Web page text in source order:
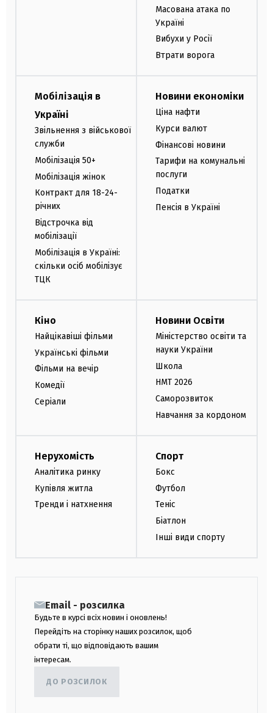
Масована атака по
Україні
Вибухи у Росії
Втрати ворога
Мобілізація в
Україні
Звільнення з військової
служби
Мобілізація 50+
Мобілізація жінок
Контракт для 18-24-
річних
Відстрочка від
мобілізації
Мобілізація в Україні:
скільки осіб мобілізує
ТЦК
Новини економіки
Ціна нафти
Курси валют
Фінансові новини
Тарифи на комунальні
послуги
Податки
Пенсія в Україні
Кіно
Найцікавіші фільми
Українські фільми
Фільми на вечір
Комедії
Серіали
Новини Освіти
Міністерство освіти та
науки України
Школа
НМТ 2026
Саморозвиток
Навчання за кордоном
Нерухомість
Аналітика ринку
Купівля житла
Тренди і натхнення
Спорт
Бокс
Футбол
Теніс
Біатлон
Інші види спорту
Email - розсилка
Будьте в курсі всіх новин і оновлень!
Перейдіть на сторінку наших розсилок, щоб
обрати ті, що відповідають вашим
інтересам.
ДО РОЗСИЛОК